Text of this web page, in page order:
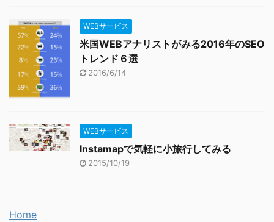
WEBサービス
米国WEBアナリストがみる2016年のSEO
トレンド６選
2016/6/14
WEBサービス
Instamapで気軽に小旅行してみる
2015/10/19
Home